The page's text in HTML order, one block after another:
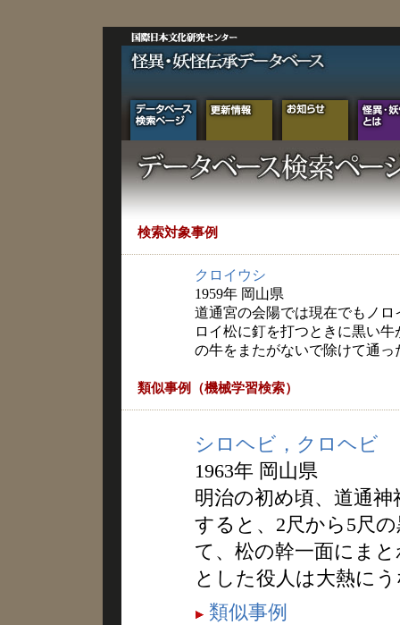
検索対象事例
クロイウシ
1959年 岡山県
道通宮の会陽では現在でもノ
ロイ松に釘を打つときに黒い
の牛をまたがないで除けて通
類似事例（機械学習検索）
シロヘビ，クロヘビ
1963年 岡山県
明治の初め頃、道通
すると、2尺から5尺
て、松の幹一面にま
とした役人は大熱に
類似事例